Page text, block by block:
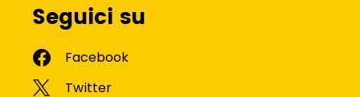
Seguici su